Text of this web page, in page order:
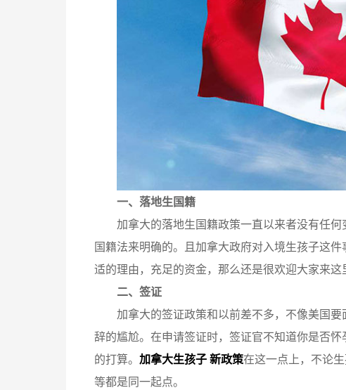
一、落地生国籍
加拿大的落地生国籍政策一直以来者没有任
国籍法来明确的。且加拿大政府对入境生孩子这
适的理由，充足的资金，那么还是很欢迎大家来这
二、签证
加拿大的签证政策和以前差不多，不像美国
辞的尴尬。在申请签证时，签证官不知道你是否
的打算。 加拿大生孩子 新政策在这一点上，不论
等都是同一起点。